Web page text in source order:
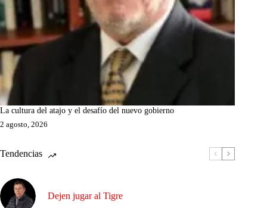
La cultura del atajo y el desafío del nuevo gobierno
2 agosto, 2026
Tendencias
Dejen jugar al Tigre